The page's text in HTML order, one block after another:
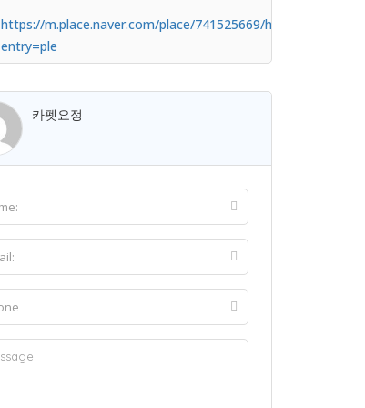
https://m.place.naver.com/place/741525669/home?
entry=ple
카펫요정